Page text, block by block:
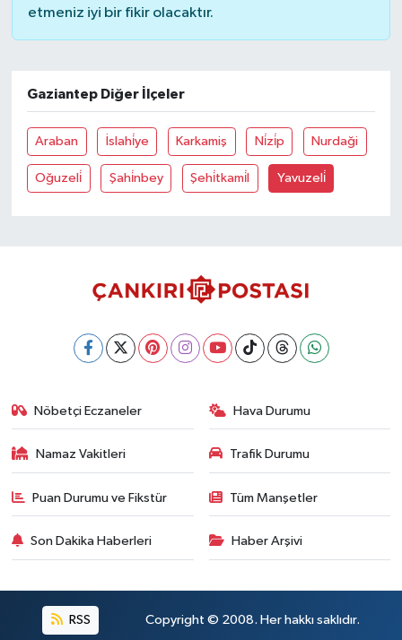
etmeniz iyi bir fikir olacaktır.
Gaziantep Diğer İlçeler
Araban İslahi̇ye Karkamiş Ni̇zi̇p Nurdaği
Oğuzeli̇ Şahi̇nbey Şehi̇tkami̇l Yavuzeli̇
Nöbetçi Eczaneler Hava Durumu
Namaz Vakitleri Trafik Durumu
Puan Durumu ve Fikstür Tüm Manşetler
Son Dakika Haberleri Haber Arşivi
RSS Copyright © 2008. Her hakkı saklıdır.